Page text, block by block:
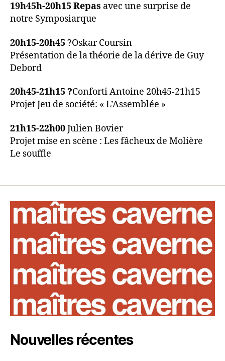
19h45h-20h15 Repas avec une surprise de
notre Symposiarque
20h15-20h45 ?Oskar Coursin
Présentation de la théorie de la dérive de Guy
Debord
20h45-21h15 ?Conforti Antoine 20h45-21h15
Projet Jeu de société: « L’Assemblée »
21h15-22h00Julien Bovier
Projet mise en scène : Les fâcheux de Molière
Le souffle
Nouvelles récentes